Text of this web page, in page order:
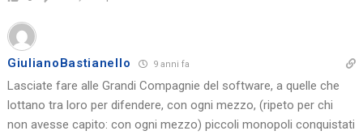
GiulianoBastianello 9 anni fa
Lasciate fare alle Grandi Compagnie del software, a quelle che
lottano tra loro per difendere, con ogni mezzo, (ripeto per chi
non avesse capito: con ogni mezzo) piccoli monopoli conquistati